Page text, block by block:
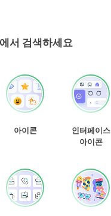
서 검색하세요
아이콘
인터페이스
아이콘